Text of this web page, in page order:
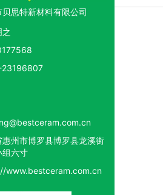
贝思特新材料有限公司
惠州市博罗县博罗县龙溪街
组六寸
www.bestceram.com.cn